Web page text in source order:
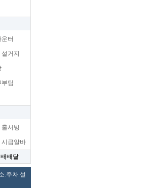
운터
설거지
부팀
홀서빙
시급알바
배달
.주차.설